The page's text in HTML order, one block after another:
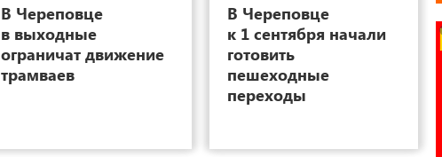
В Череповце
в выходные
ограничат движение
трамваев
В Череповце
к 1 сентября начали
готовить
пешеходные
переходы